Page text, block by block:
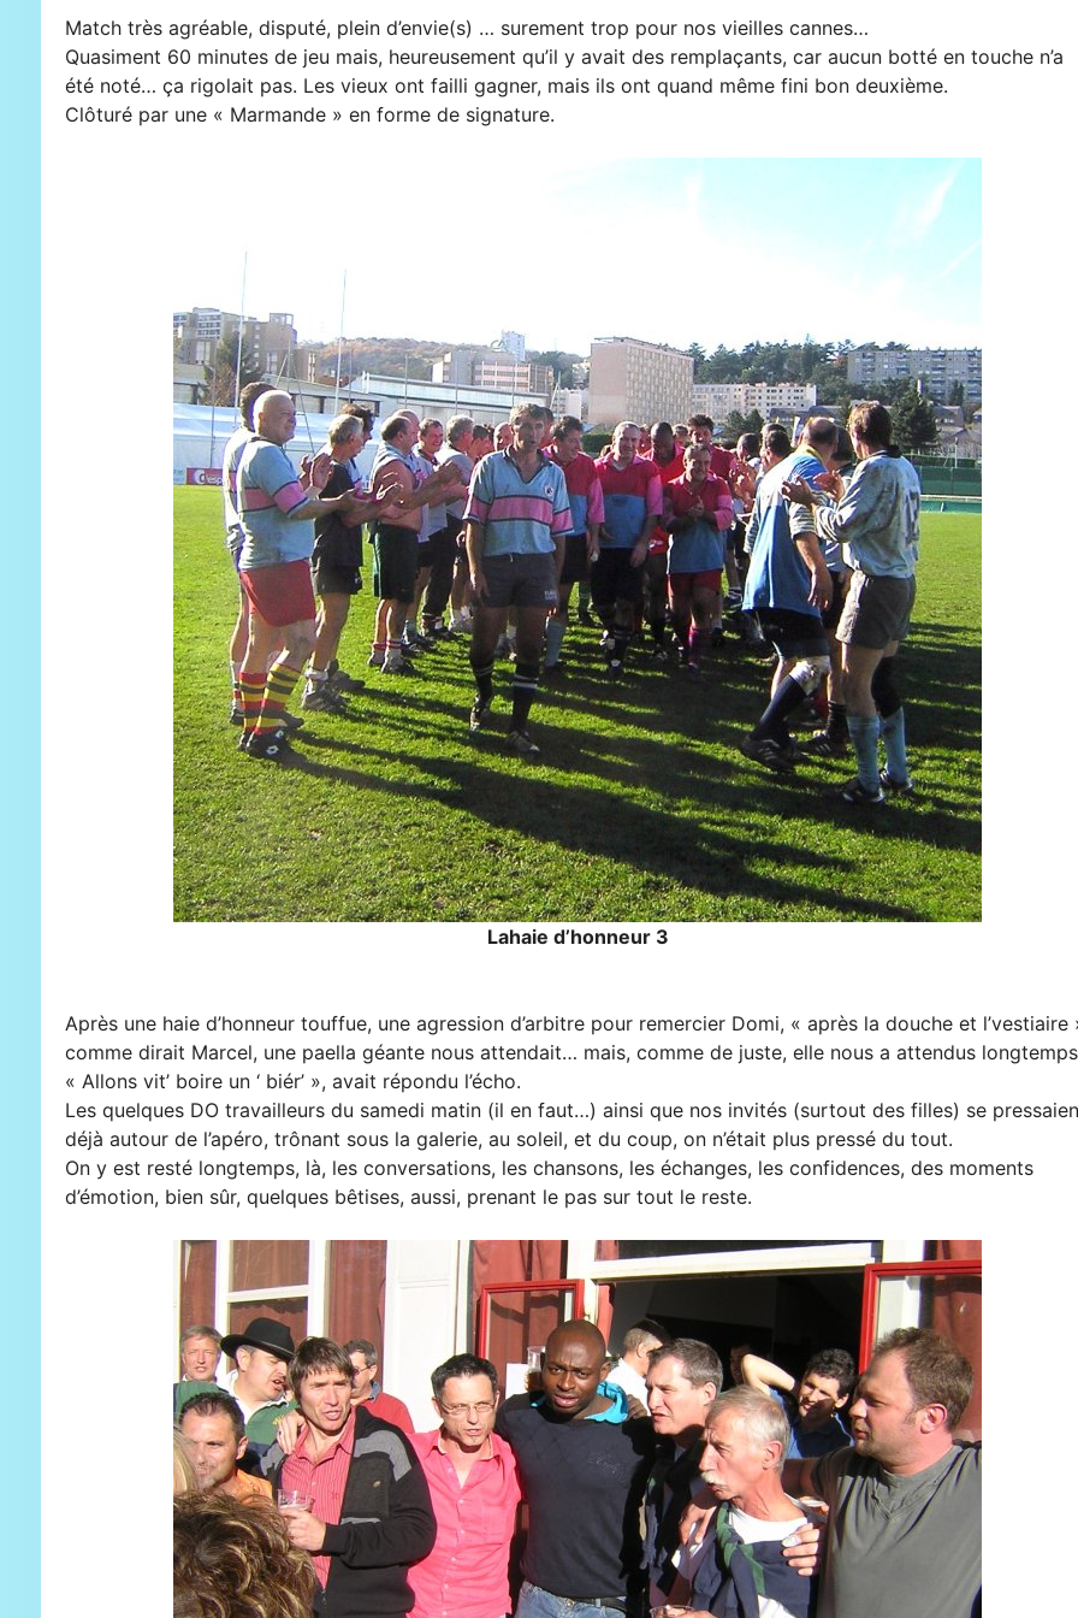
Match très agréable, disputé, plein d’envie(s) … surement trop pour nos vieilles cannes…
Quasiment 60 minutes de jeu mais, heureusement qu’il y avait des remplaçants, car aucun botté en touche n’a
été noté… ça rigolait pas. Les vieux ont failli gagner, mais ils ont quand même fini bon deuxième.
Clôturé par une « Marmande » en forme de signature.
Lahaie d’honneur 3
Après une haie d’honneur touffue, une agression d’arbitre pour remercier Domi, « après la douche et l’vestiaire
comme dirait Marcel, une paella géante nous attendait… mais, comme de juste, elle nous a attendus
« Allons vit’ boire un ‘ biér’ », avait répondu l’écho.
Les quelques DO travailleurs du samedi matin (il en faut…) ainsi que nos invités (surtout des filles) se
déjà autour de l’apéro, trônant sous la galerie, au soleil, et du coup, on n’était plus pressé du tout.
On y est resté longtemps, là, les conversations, les chansons, les échanges, les confidences, des moments
d’émotion, bien sûr, quelques bêtises, aussi, prenant le pas sur tout le reste.